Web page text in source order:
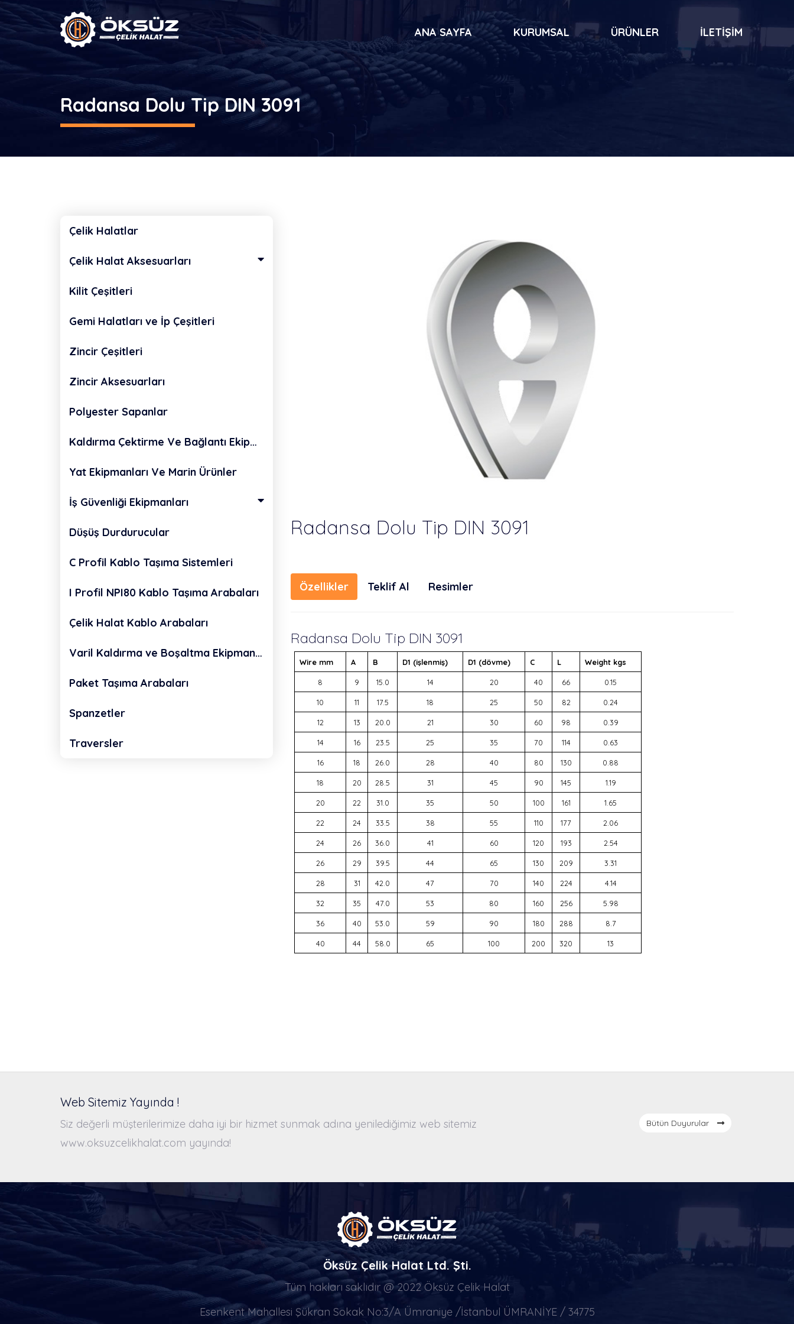
ANA SAYFA KURUMSAL ÜRÜNLER İLETİŞİM
Radansa Dolu Tip DIN 3091
Çelik Halatlar
Çelik Halat Aksesuarları
Kilit Çeşitleri
Gemi Halatları ve İp Çeşitleri
Zincir Çeşitleri
Zincir Aksesuarları
Polyester Sapanlar
Kaldırma Çektirme Ve Bağlantı Ekipmanları
Yat Ekipmanları Ve Marin Ürünler
İş Güvenliği Ekipmanları
Düşüş Durdurucular
C Profil Kablo Taşıma Sistemleri
I Profil NPI80 Kablo Taşıma Arabaları
Çelik Halat Kablo Arabaları
Varil Kaldırma ve Boşaltma Ekipmanları
Paket Taşıma Arabaları
Spanzetler
Traversler
Radansa Dolu Tip DIN 3091
Özellikler Teklif Al Resimler
Radansa Dolu Tip DIN 3091
Wire mm A B D1 (işlenmiş) D1 (dövme) C L Weight kgs
8 9 15.0 14 20 40 66 0.15
10 11 17.5 18 25 50 82 0.24
12 13 20.0 21 30 60 98 0.39
14 16 23.5 25 35 70 114 0.63
16 18 26.0 28 40 80 130 0.88
18 20 28.5 31 45 90 145 1.19
20 22 31.0 35 50 100 161 1.65
22 24 33.5 38 55 110 177 2.06
24 26 36.0 41 60 120 193 2.54
26 29 39.5 44 65 130 209 3.31
28 31 42.0 47 70 140 224 4.14
32 35 47.0 53 80 160 256 5.98
36 40 53.0 59 90 180 288 8.7
40 44 58.0 65 100 200 320 13
Web Sitemiz Yayında !
Siz değerli müşterilerimize daha iyi bir hizmet sunmak adına yenilediğimiz web sitemiz
www.oksuzcelikhalat.com yayında!
Bütün Duyurular
Öksüz Çelik Halat Ltd. Şti.
Tüm hakları saklıdır @ 2022 Öksüz Çelik Halat
Esenkent Mahallesi Şükran Sokak No:3/A Ümraniye /İstanbul ÜMRANİYE / 34775